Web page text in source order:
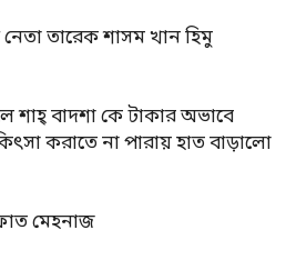
তারেক শাসম খান হিমু
শাহ্ বাদশা কে টাকার অভাবে
করাতে না পারায় হাত বাড়ালো
মেহনাজ